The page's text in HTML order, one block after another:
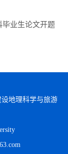
毕业生论文开题
地理科学与旅游